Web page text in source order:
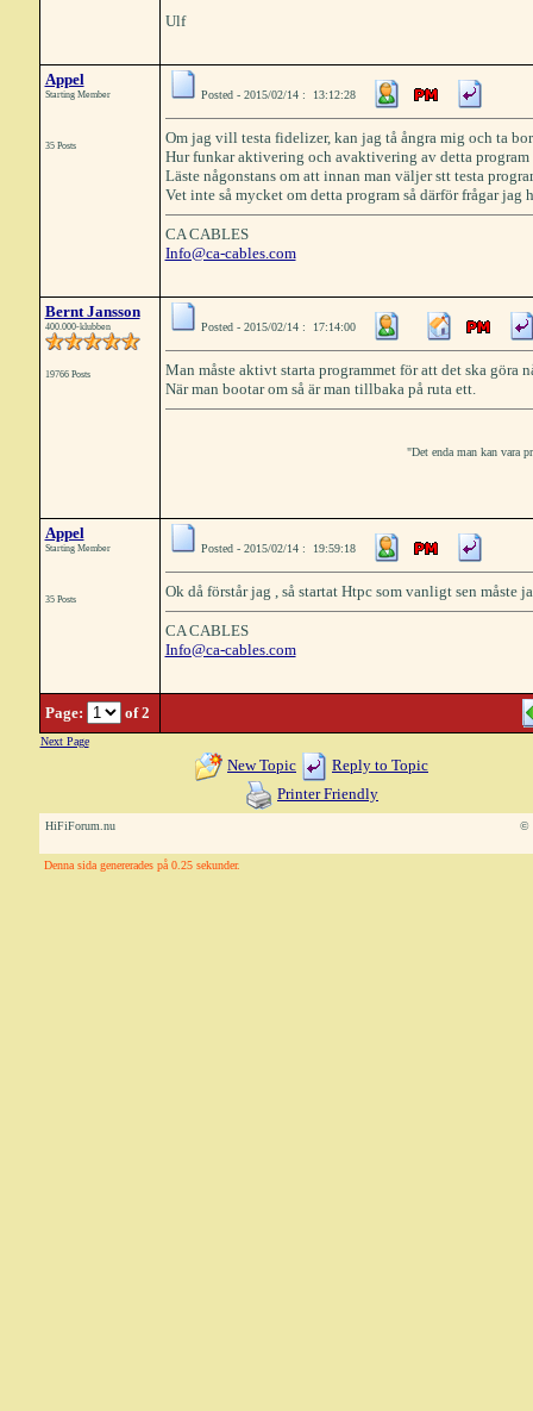
Ulf
Appel
Starting Member
35 Posts
Posted - 2015/02/14 : 13:12:28
Om jag vill testa fidelizer, kan jag tå ångra mig och ta
Hur funkar aktivering och avaktivering av detta program
Läste någonstans om att innan man väljer stt testa
Vet inte så mycket om detta program så därför frågar jag
CA CABLES
Info@ca-cables.com
Bernt Jansson
400.000-klubben
19766 Posts
Posted - 2015/02/14 : 17:14:00
Man måste aktivt starta programmet för att det ska göra
När man bootar om så är man tillbaka på ruta ett.
"Det enda man kan vara
Appel
Starting Member
35 Posts
Posted - 2015/02/14 : 19:59:18
Ok då förstår jag , så startat Htpc som vanligt sen måste
CA CABLES
Info@ca-cables.com
Page: of 2
Next Page
New Topic
Reply to Topic
Printer Friendly
HiFiForum.nu ©
Denna sida genererades på 0.25 sekunder.